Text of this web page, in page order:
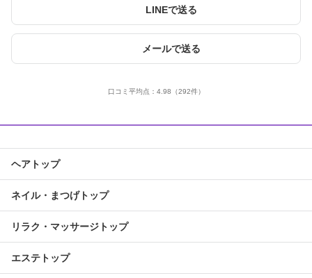
LINEで送る
メールで送る
口コミ平均点： 4.98 （292件）
ヘアトップ
ネイル・まつげトップ
リラク・マッサージトップ
エステトップ